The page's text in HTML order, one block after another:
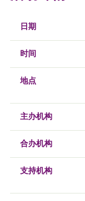
日期
时间
地点
主办机构
合办机构
支持机构